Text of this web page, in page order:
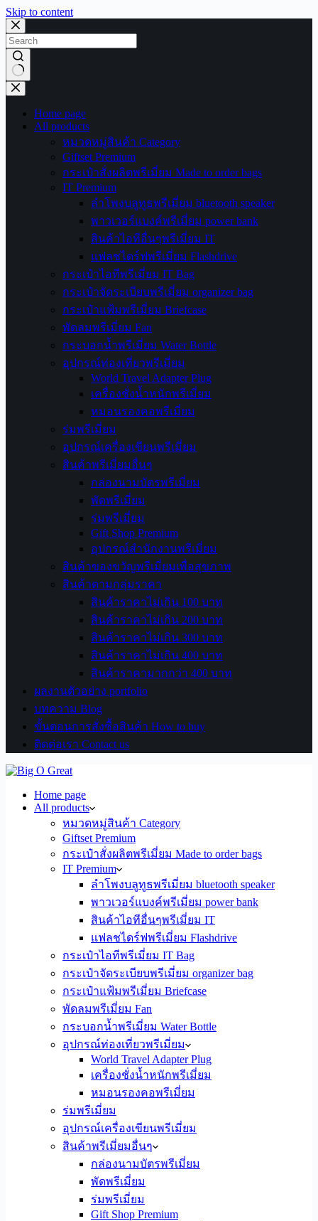
Skip to content
No
results
Home page
All products
หมวดหมู่สินค้า Category
Giftset Premium
กระเป๋าสั่งผลิตพรีเมี่ยม Made to order bags
IT Premium
ลำโพงบลูทูธพรีเมี่ยม bluetooth speaker
พาวเวอร์แบงค์พรีเมี่ยม power bank
สินค้าไอทีอื่นๆพรีเมี่ยม IT
แฟลชไดร์ฟพรีเมี่ยม Flashdrive
กระเป๋าไอทีพรีเมี่ยม IT Bag
กระเป๋าจัดระเบียบพรีเมี่ยม organizer bag
กระเป๋าแฟ้มพรีเมี่ยม Briefcase
พัดลมพรีเมี่ยม Fan
กระบอกน้ำพรีเมี่ยม Water Bottle
อุปกรณ์ท่องเที่ยวพรีเมี่ยม
World Travel Adapter Plug
เครื่องชั่งน้ำหนักพรีเมี่ยม
หมอนรองคอพรีเมี่ยม
ร่มพรีเมี่ยม
อุปกรณ์เครื่องเขียนพรีเมี่ยม
สินค้าพรีเมี่ยมอื่นๆ
กล่องนามบัตรพรีเมี่ยม
พัดพรีเมี่ยม
ร่มพรีเมี่ยม
Gift Shop Premium
อุปกรณ์สำนักงานพรีเมี่ยม
สินค้าของขวัญพรีเมี่ยมเพื่อสุขภาพ
สินค้าตามกลุ่มราคา
สินค้าราคาไม่เกิน 100 บาท
สินค้าราคาไม่เกิน 200 บาท
สินค้าราคาไม่เกิน 300 บาท
สินค้าราคาไม่เกิน 400 บาท
สินค้าราคามากกว่า 400 บาท
ผลงานตัวอย่าง portfolio
บทความ Blog
ขั้นตอนการสั่งซื้อสินค้า How to buy
ติดต่อเรา Contact us
Home page
All products
หมวดหมู่สินค้า Category
Giftset Premium
กระเป๋าสั่งผลิตพรีเมี่ยม Made to order bags
IT Premium
ลำโพงบลูทูธพรีเมี่ยม bluetooth speaker
พาวเวอร์แบงค์พรีเมี่ยม power bank
สินค้าไอทีอื่นๆพรีเมี่ยม IT
แฟลชไดร์ฟพรีเมี่ยม Flashdrive
กระเป๋าไอทีพรีเมี่ยม IT Bag
กระเป๋าจัดระเบียบพรีเมี่ยม organizer bag
กระเป๋าแฟ้มพรีเมี่ยม Briefcase
พัดลมพรีเมี่ยม Fan
กระบอกน้ำพรีเมี่ยม Water Bottle
อุปกรณ์ท่องเที่ยวพรีเมี่ยม
World Travel Adapter Plug
เครื่องชั่งน้ำหนักพรีเมี่ยม
หมอนรองคอพรีเมี่ยม
ร่มพรีเมี่ยม
อุปกรณ์เครื่องเขียนพรีเมี่ยม
สินค้าพรีเมี่ยมอื่นๆ
กล่องนามบัตรพรีเมี่ยม
พัดพรีเมี่ยม
ร่มพรีเมี่ยม
Gift Shop Premium